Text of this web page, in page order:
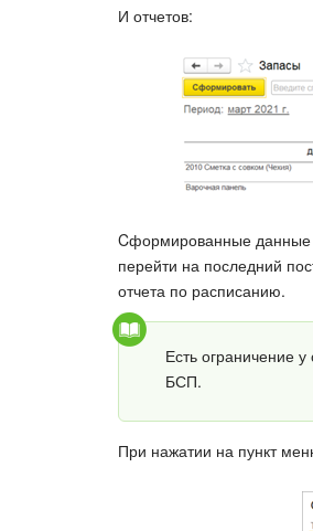
И отчетов:
Cформированные данные
перейти на последний
отчета по расписанию.
Есть ограничение
БСП.
При нажатии на пункт